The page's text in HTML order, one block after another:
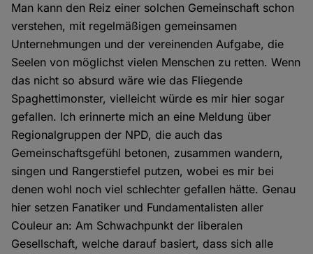
Man kann den Reiz einer solchen Gemeinschaft schon
verstehen, mit regelmäßigen gemeinsamen
Unternehmungen und der vereinenden Aufgabe, die
Seelen von möglichst vielen Menschen zu retten. Wenn
das nicht so absurd wäre wie das Fliegende
Spaghettimonster, vielleicht würde es mir hier sogar
gefallen. Ich erinnerte mich an eine Meldung über
Regionalgruppen der NPD, die auch das
Gemeinschaftsgefühl betonen, zusammen wandern,
singen und Rangerstiefel putzen, wobei es mir bei
denen wohl noch viel schlechter gefallen hätte. Genau
hier setzen Fanatiker und Fundamentalisten aller
Couleur an: Am Schwachpunkt der liberalen
Gesellschaft, welche darauf basiert, dass sich alle